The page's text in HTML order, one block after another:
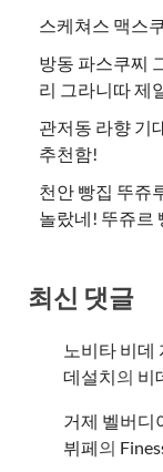
스케쳐스 맥스
방동 파스쿠찌
리 그라니따 제
관저동 라향 기
추천함!
천안 빵집 뚜쥬
놀랐네! 뚜쥬르
최신 댓글
노비타 비데
데설치 의 비
거제 벨버디
뷔페 의